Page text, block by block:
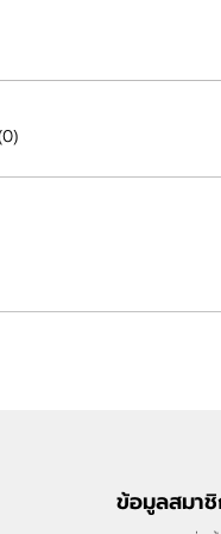
ข้อมูลสมา